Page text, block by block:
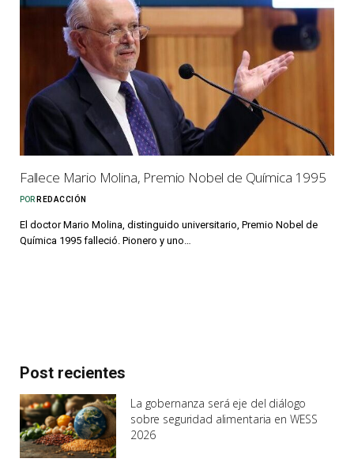
Fallece Mario Molina, Premio Nobel de Química 1995
POR REDACCIÓN
El doctor Mario Molina, distinguido universitario, Premio Nobel de
Química 1995 falleció. Pionero y uno…
Post recientes
La gobernanza será eje del diálogo
sobre seguridad alimentaria en WESS
2026